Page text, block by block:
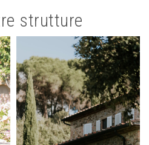
strutture